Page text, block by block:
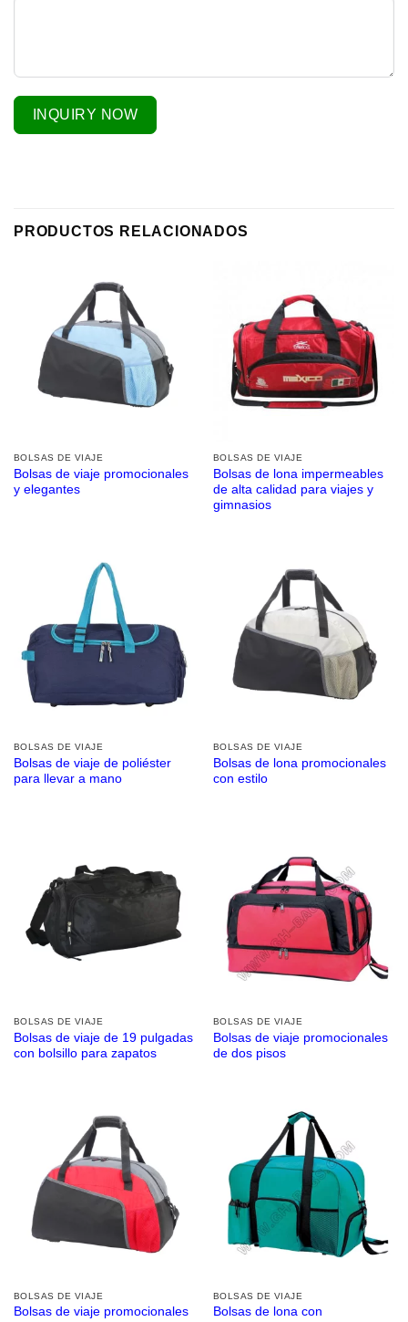
INQUIRY NOW
PRODUCTOS RELACIONADOS
BOLSAS DE VIAJE
Bolsas de viaje promocionales
y elegantes
BOLSAS DE VIAJE
Bolsas de lona impermeables
de alta calidad para viajes y
gimnasios
BOLSAS DE VIAJE
Bolsas de viaje de poliéster
para llevar a mano
BOLSAS DE VIAJE
Bolsas de lona promocionales
con estilo
BOLSAS DE VIAJE
Bolsas de viaje de 19 pulgadas
con bolsillo para zapatos
BOLSAS DE VIAJE
Bolsas de viaje promocionales
de dos pisos
BOLSAS DE VIAJE
Bolsas de viaje promocionales
BOLSAS DE VIAJE
Bolsas de lona con